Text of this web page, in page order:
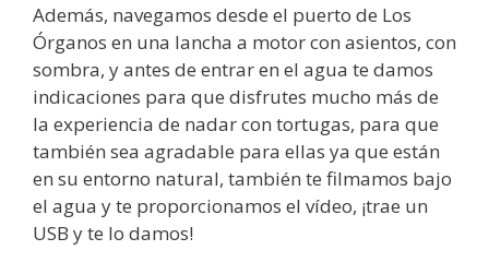
Además, navegamos desde el puerto de Los
Órganos en una lancha a motor con asientos, con
sombra, y antes de entrar en el agua te damos
indicaciones para que disfrutes mucho más de
la experiencia de nadar con tortugas, para que
también sea agradable para ellas ya que están
en su entorno natural, también te filmamos bajo
el agua y te proporcionamos el vídeo, ¡trae un
USB y te lo damos!